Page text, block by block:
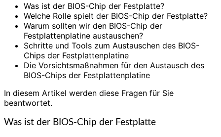
Was ist der BIOS-Chip der Festplatte?
Welche Rolle spielt der BIOS-Chip der Festplatte?
Warum sollten wir den BIOS-Chip der
Festplattenplatine austauschen?
Schritte und Tools zum Austauschen des BIOS-
Chips der Festplattenplatine
Die Vorsichtsmaßnahmen für den Austausch des
BIOS-Chips der Festplattenplatine
In diesem Artikel werden diese Fragen für Sie
beantwortet.
Was ist der BIOS-Chip der Festplatte